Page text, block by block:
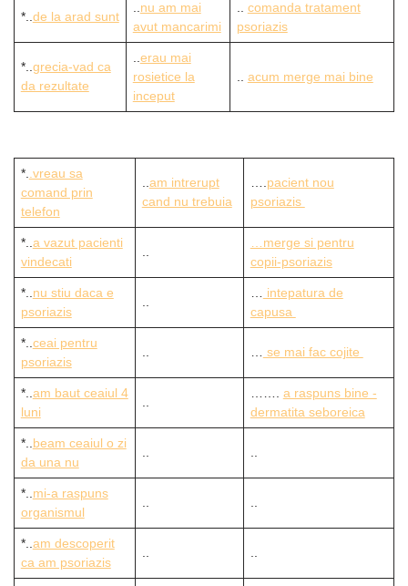
*..de la arad sunt
..nu am mai
avut mancarimi
.. comanda tratament
psoriazis
*..grecia-vad ca
da rezultate
..erau mai
rosietice la
inceput
.. acum merge mai bine
*..vreau sa
comand prin
telefon
..am intrerupt
cand nu trebuia
….pacient nou
psoriazis
*..a vazut pacienti
vindecati
..
…merge si pentru
copii-psoriazis
*..nu stiu daca e
psoriazis
..
… intepatura de
capusa
*..ceai pentru
psoriazis
.. … se mai fac cojite
*..am baut ceaiul 4
luni
..
……. a raspuns bine -
dermatita seboreica
*.. beam ceaiul o zi
da una nu
.. ..
*..mi-a raspuns
organismul
.. ..
*..am descoperit
ca am psoriazis
.. ..